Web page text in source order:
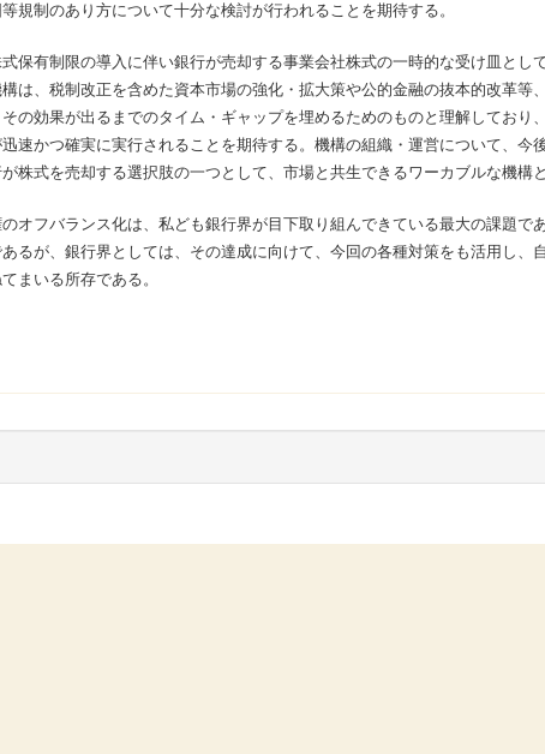
規制のあり方について十分な検討が行われることを期待する。
式保有制限の導入に伴い銀行が売却する事業会社株式の一時的な受け皿とし
は、税制改正を含めた資本市場の強化・拡大策や公的金融の抜本的改革等
の効果が出るまでのタイム・ギャップを埋めるためのものと理解しており
迅速かつ確実に実行されることを期待する。機構の組織・運営について、今
株式を売却する選択肢の一つとして、市場と共生できるワーカブルな機構
オフバランス化は、私ども銀行界が目下取り組んできている最大の課題で
るが、銀行界としては、その達成に向けて、今回の各種対策をも活用し、
まいる所存である。